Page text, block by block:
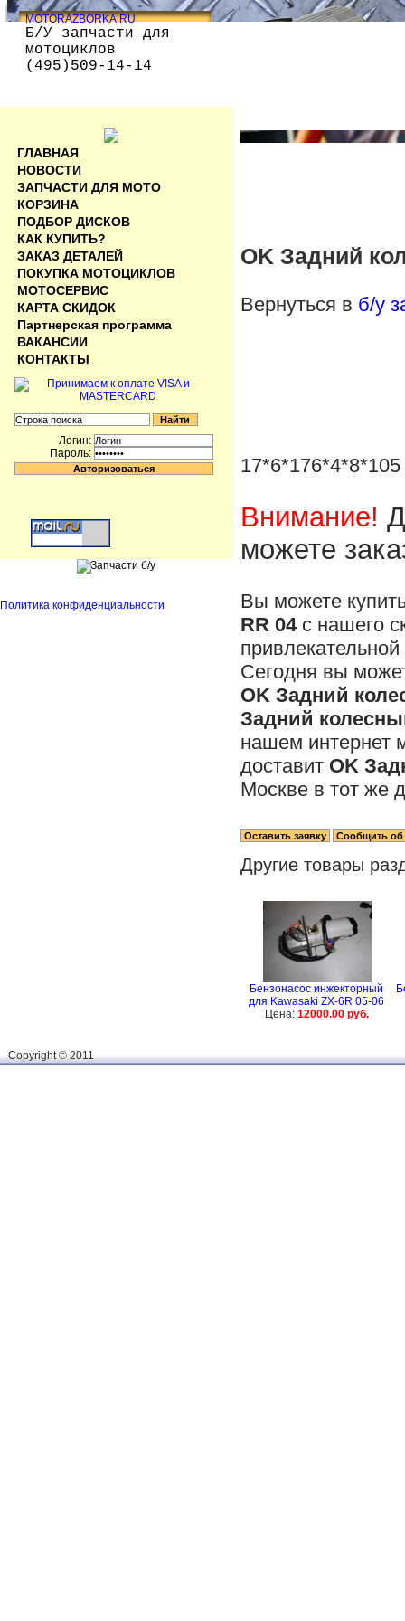
MOTORAZBORKA.RU
Б/У запчасти для
мотоциклов
(495)509-14-14
OK Задний
Вернуться в б/у
17*6*176*4*8*105
Внимание!
можете
Вы можете
RR 04с нашего
Сегодня вы
OK Задний
Задний
нашем интернет
доставит OK
Москве в тот же
Другие товары
Бензонасос инжекторный
для Kawasaki ZX-6R 05-06
Цена: 12000.00 руб.
ГЛАВНАЯ
НОВОСТИ
ЗАПЧАСТИ ДЛЯ МОТО
КОРЗИНА
ПОДБОР ДИСКОВ
КАК КУПИТЬ?
ЗАКАЗ ДЕТАЛЕЙ
ПОКУПКА МОТОЦИКЛОВ
МОТОСЕРВИС
КАРТА СКИДОК
Партнерская программа
ВАКАНСИИ
КОНТАКТЫ
Логин:
Пароль:
Политика конфиденциальности
Сopyright © 2011